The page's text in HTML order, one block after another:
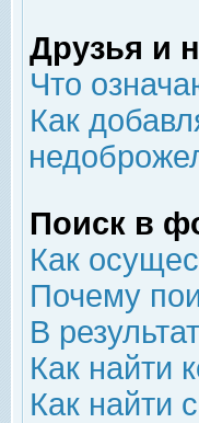
Друзья и
Что
Как
Поиск в
Как
Почему
В
Как найти
Как найти